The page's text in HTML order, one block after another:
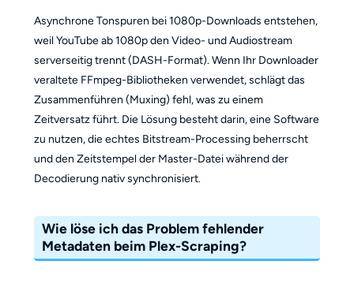
Asynchrone Tonspuren bei 1080p-Downloads entstehen,
weil YouTube ab 1080p den Video- und Audiostream
serverseitig trennt (DASH-Format). Wenn Ihr Downloader
veraltete FFmpeg-Bibliotheken verwendet, schlägt das
Zusammenführen (Muxing) fehl, was zu einem
Zeitversatz führt. Die Lösung besteht darin, eine Software
zu nutzen, die echtes Bitstream-Processing beherrscht
und den Zeitstempel der Master-Datei während der
Decodierung nativ synchronisiert.
Wie löse ich das Problem fehlender
Metadaten beim Plex-Scraping?